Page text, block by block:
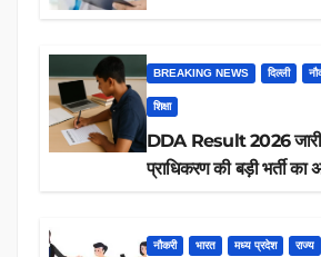
BREAKING NEWS दिल्ली
शिक्षा
DDA Result 2026
प्राधिकरण की बड़ी भर्ती
नौकरी भारत मध्य प्रदेश राज्य